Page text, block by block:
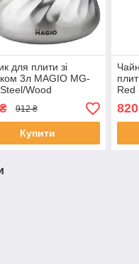
для плити зі
3л MAGIO MG-
Wood
912 ₴
Купити
Red
820